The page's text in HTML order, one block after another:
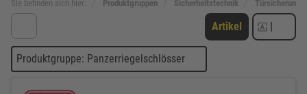
Sie befinden sich hier: Produktgruppen Sicherheitstechnik
Artikel |
Produktgruppe: Panzerriegelschlösser